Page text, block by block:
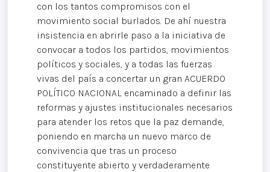
con los tantos compromisos con el
movimiento social burlados. De ahí nuestra
insistencia en abrirle paso a la iniciativa de
convocar a todos los partidos, movimientos
políticos y sociales, y a todas las fuerzas
vivas del país a concertar un gran ACUERDO
POLÍTICO NACIONAL encaminado a definir las
reformas y ajustes institucionales necesarios
para atender los retos que la paz demande,
poniendo en marcha un nuevo marco de
convivencia que tras un proceso
constituyente abierto y verdaderamente